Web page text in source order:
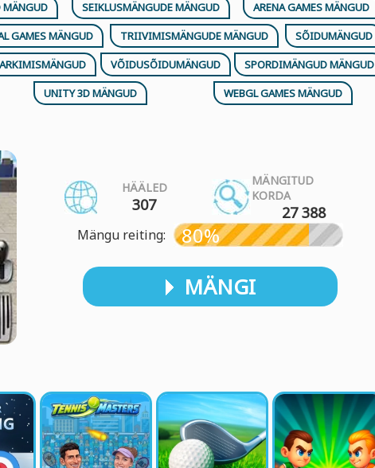
SEIKLUSMÄNGUDE MÄNGUD
ARENA GAMES MÄNGUD
GAMES MÄNGUD TRIIVIMISMÄNGUDE MÄNGUD
SÕIDUMÄNGUD
VÕIDUSÕIDUMÄNGUD
SPORDIMÄNGUD MÄNGUD
UNITY 3D MÄNGUD WEBGL GAMES MÄNGUD
HÄÄLED
307
MÄNGITUD
KORDA
27 388
Mängu reiting: 80%
MÄNGI